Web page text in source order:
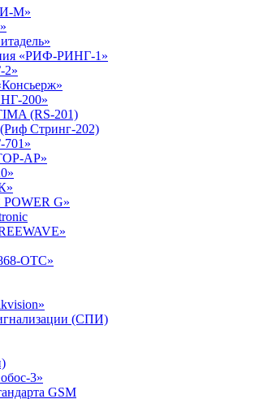
М»
«РИФ-РИНГ-1»
2»
200»
(RS-201)
Стринг-202)
АР»
POWER G»
ОТС»
(СПИ)
3»
GSM